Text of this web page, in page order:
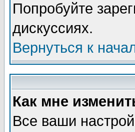
Попробуйте
дискуссиях.
Вернуться к
Как мне
Все ваши